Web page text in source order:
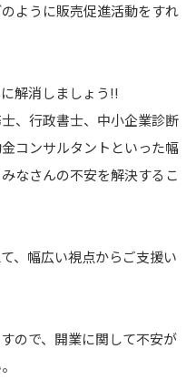
ように販売促進活動をすれ
解消しましょう!!
、行政書士、中小企業診断
コンサルタントといった幅
なさんの不安を解決するこ
、幅広い視点からご支援い
ので、開業に関して不安が